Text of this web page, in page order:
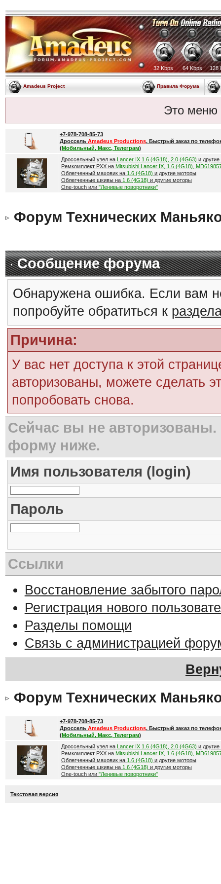
32 Kbps 64 Kbps 128
Amadeus Project Правила Форума
Это меню
+7-978-708-85-73
Дроссель Amadeus Productions. Быстрый заказ по
(Мобильный, Макс, Телеграм)
Дроссельный узел на Lancer IX 1.6 (4G18), 2.0 (4G63) и
Ремкомплект РХХ на Mitsubishi Lancer IX, 1.6 (4G18),
Облегченный маховик на 1.6 (4G18) и другие моторы
Облегченные шкивы на 1.6 (4G18) и другие моторы
One-touch или "Ленивые поворотники"
Форум Технических
Сообщение форума
Обнаружена ошибка. Если вам
попробуйте обратиться к
Причина:
У вас нет доступа к этой
авторизованы, можете сделать
попробовать снова.
Сейчас вы не авторизованы.
форму ниже.
Имя пользователя (login)
Пароль
Ссылки
Восстановление забытого
Регистрация нового
Разделы помощи
Связь с администрацией
Форум Технических
+7-978-708-85-73
Дроссель Amadeus Productions. Быстрый заказ по
(Мобильный, Макс, Телеграм)
Дроссельный узел на Lancer IX 1.6 (4G18), 2.0 (4G63) и
Ремкомплект РХХ на Mitsubishi Lancer IX, 1.6 (4G18),
Облегченный маховик на 1.6 (4G18) и другие моторы
Облегченные шкивы на 1.6 (4G18) и другие моторы
One-touch или "Ленивые поворотники"
Текстовая версия